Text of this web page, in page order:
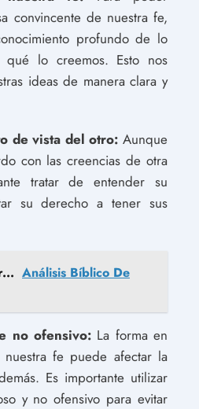
convincente de nuestra fe,
profundo de lo
lo creemos. Esto nos
ideas de manera clara y
de vista del otro: Aunque
con las creencias de otra
tratar de entender su
su derecho a tener sus
Análisis Bíblico De
no ofensivo:La forma en
fe puede afectar la
Es importante utilizar
y no ofensivo para evitar